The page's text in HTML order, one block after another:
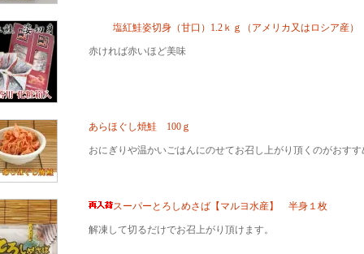
塩紅鮭姿切身（甘口）1.2ｋｇ（アメリカ又はロシア産）
赤ければ赤いほど美味
あらほぐし焼鮭 100ｇ
おにぎりや温かいごはんにのせてお召し上がり頂くのがおす
スーパーとろしめさば【マルヨ水産】 半身１枚
解凍して切るだけでお召上がり頂けます。